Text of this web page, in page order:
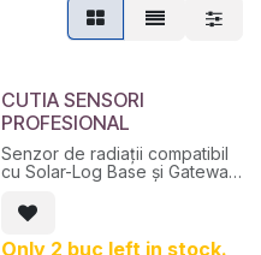
CUTIA SENSORI
PROFESIONAL
Senzor de radiații compatibil
cu Solar-Log Base și Gateway,
senzori externi de vânt sau
temperatură.
Only 2 buc left in stock.